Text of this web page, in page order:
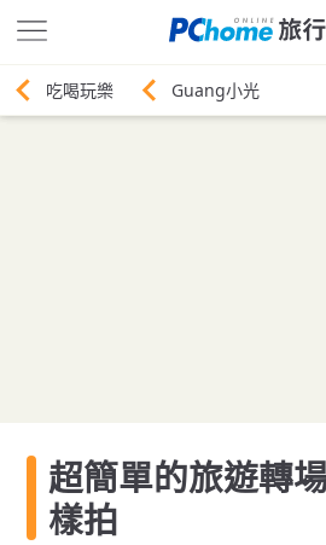
Guang小光
超簡單的旅遊轉
樣拍